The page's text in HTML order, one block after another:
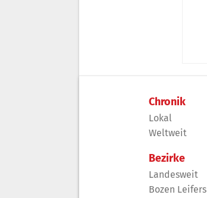
Chronik
Lokal
Weltweit
Bezirke
Landesweit
Bozen Leifers